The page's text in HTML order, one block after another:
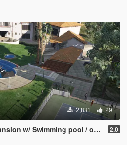
2,831 29
sea , private helipad and Tennis place / Chops / lions 2.0